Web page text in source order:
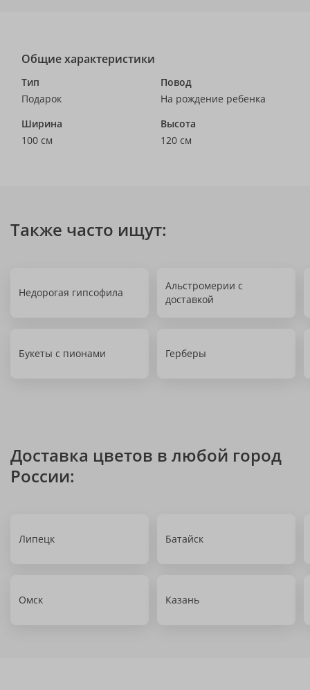
Общие характеристики
Тип
Подарок
Повод
На рождение ребенка
Ширина
100 см
Высота
120 см
Также часто ищут:
Недорогая гипсофила
Альстромерии с
доставкой
Букеты с пионами Герберы
Доставка цветов в любой город
России:
Липецк Батайск
Омск Казань